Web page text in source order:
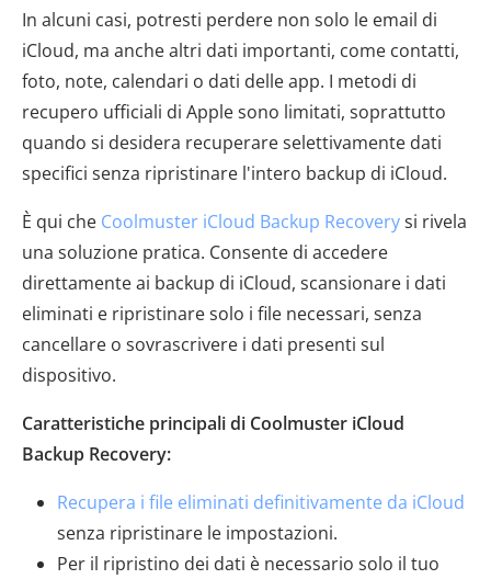
In alcuni casi, potresti perdere non solo le email di
iCloud, ma anche altri dati importanti, come contatti,
foto, note, calendari o dati delle app. I metodi di
recupero ufficiali di Apple sono limitati, soprattutto
quando si desidera recuperare selettivamente dati
specifici senza ripristinare l'intero backup di iCloud.
È qui che Coolmuster iCloud Backup Recoverysi rivela
una soluzione pratica. Consente di accedere
direttamente ai backup di iCloud, scansionare i dati
eliminati e ripristinare solo i file necessari, senza
cancellare o sovrascrivere i dati presenti sul
dispositivo.
Caratteristiche principali di Coolmuster iCloud
Backup Recovery:
Recupera i file eliminati definitivamente da iCloud
senza ripristinare le impostazioni.
Per il ripristino dei dati è necessario solo il tuo